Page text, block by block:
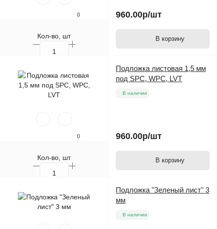
0
Кол-во, шт
960.00р/шт
В корзину
0
Кол-во, шт
Подложка листовая 1,5 мм
под SPC, WPC, LVT
В наличии
960.00р/шт
В корзину
Подложка "Зеленый лист" 3
мм
В наличии